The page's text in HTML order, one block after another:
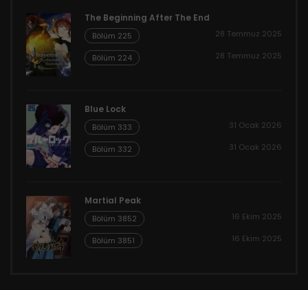
The Beginning After The End
Bölüm 225 28 Temmuz 2025
Bölüm 224 28 Temmuz 2025
Blue Lock
Bölüm 333 31 Ocak 2026
Bölüm 332 31 Ocak 2026
Martial Peak
Bölüm 3852 16 Ekim 2025
Bölüm 3851 16 Ekim 2025